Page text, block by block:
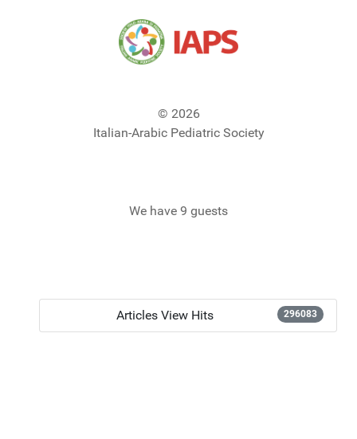
© 2026
Italian-Arabic Pediatric Society
We have 9 guests
Articles View Hits 296083